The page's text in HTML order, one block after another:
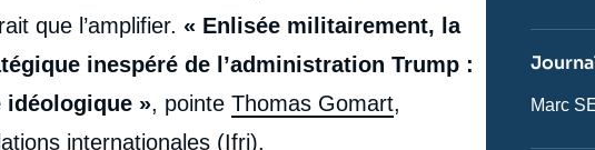
que l’amplifier. « Enlisée militairement, la
inespéré de l’administration Trump :
idéologique », pointe Thomas Gomart,
internationales (Ifri).
revue
Marc